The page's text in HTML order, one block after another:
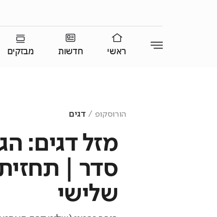
ראשי חדשות מבזקים
הורוסקופ דגים
מזל דגים:
סדר | תחזית
שלישי